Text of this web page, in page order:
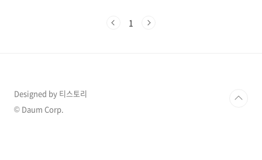
저는 1년 이용권을 구매해서 네이버 플러스 멤버십을 이용하고 있습니
1
Designed by 티스토리
© Daum Corp.